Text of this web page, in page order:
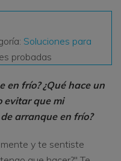
Soluciones para
probadas
en frío? ¿Qué hace un
evitar que mi
arranque en frío?
y te sentiste